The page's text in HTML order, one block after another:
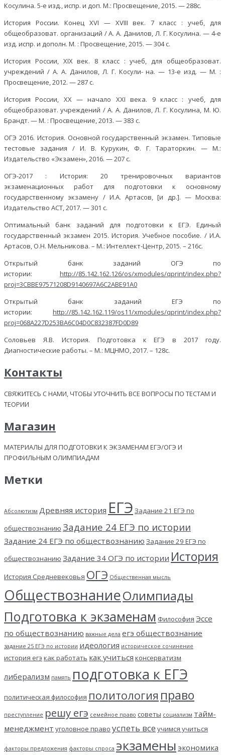
Косулина. 5-е изд., испр. и доп. М.: Просвещение, 2015. — 288с.
История России. Конец XVI — XVIII век. 7 класс : учеб, для
общеобразоват. организаций / А. А. Данилов, Л. Г. Косулина. — 4-е
изд. испр. и дополн. М. : Просвещение, 2015. — 304 с.
История России, XIX век. 8 класс : учеб, для общеобразоват.
учреждений / А. А. Данилов, Л. Г. Косули- на. — 13-е изд. — М. :
Просвещение, 2012. — 287 с.
История России, XX — начало XXI века. 9 класс : учеб, для
общеобразоват. учреждений / А. А. Данилов, Л. Г. Косулина, М. Ю.
Брандт. — М. : Просвещение, 2013. — 383 с.
ОГЭ 2016. История. Основной государственный экзамен. Типовые
тестовые задания / И. В. Курукин, Ф. Г. Тараторкин. — М.:
Издательство «Экзамен», 2016. — 207 с.
ОГЭ-2017 : История: 20 тренировочных вариантов
экзаменационных работ для подготовки к основному
государственному экзамену / И.А. Артасов, [и др.]. — Москва:
Издательство ACT, 2017. — 301 с.
Оптимальный банк заданий для подготовки к ЕГЭ. Единый
государственный экзамен 2015. История. Учебное пособие. / И.А.
Артасов, О.Н. Мельникова. – М.: Интеллект-Центр, 2015. – 216с.
Открытый банк заданий ОГЭ по
истории: http://85.142.162.126/os/xmodules/qprint/index.php?
proj=3CBBE97571208D9140697A6C2ABE91A0
Открытый банк заданий ЕГЭ по
истории: http://85.142.162.119/os11/xmodules/qprint/index.php?
proj=068A227D253BA6C04D0C832387FD0D89
Соловьев Я.В. История. Подготовка к ЕГЭ в 2017 году.
Диагностические работы. – М.: МЦНМО, 2017. – 128с.
Контакты
СВЯЖИТЕСЬ С НАМИ, ЧТОБЫ УТОЧНИТЬ ВСЕ ВОПРОСЫ ПО ТЕСТАМ И
ТЕОРИИ
Магазин
МАТЕРИАЛЫ ДЛЯ ПОДГОТОВКИ К ЭКЗАМЕНАМ ЕГЭ/ОГЭ И
ПРОФИЛЬНЫМ ОЛИМПИАДАМ
Метки
Абсолютизм Древняя история ЕГЭ Задание 21 ЕГЭ по
обществознанию Задание 24 ЕГЭ по истории
Задание 24 ЕГЭ по обществознанию Задание 29 ЕГЭ по
обществознанию Задание 34 ОГЭ по истории История
История Средневековья ОГЭ Общественная мысль
ОбществознаниеОлимпиады
Подготовка к экзаменам Философия Эссе
по обществознанию важные дела егэ обществознание
задание 25 ЕГЭ по истории идеология историческое сочинение
история егэ как работать как учиться консерватизм
либерализм память подготовка к ЕГЭ
политическая философия политология право
преступление решу егэ семейное право советы социализм тайм-
менеджмент уголовное право успеть все учимся учиться
факторы предложения факторы спроса экзамены экономика